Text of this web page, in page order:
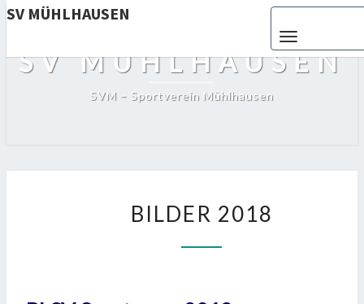
SV MÜHLHAUSEN
SV MÜHLHAUSEN
SVM – Sportverein Mühlhausen
2018
BILDER 2018